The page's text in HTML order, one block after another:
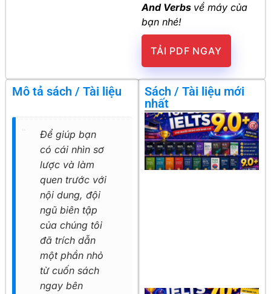
And Verbs về máy của
bạn nhé!
TẢI PDF NGAY
Mô tả sách / Tài liệu
Để giúp bạn
có cái nhìn sơ
lược và làm
quen trước với
nội dung, đội
ngũ biên tập
của chúng tôi
đã trích dẫn
một phần nhỏ
từ cuốn sách
ngay bên
Sách / Tài liệu mới
nhất